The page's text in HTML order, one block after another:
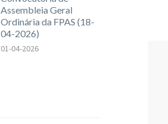
Assembleia Geral
Ordinária da FPAS (18-
04-2026)
01-04-2026